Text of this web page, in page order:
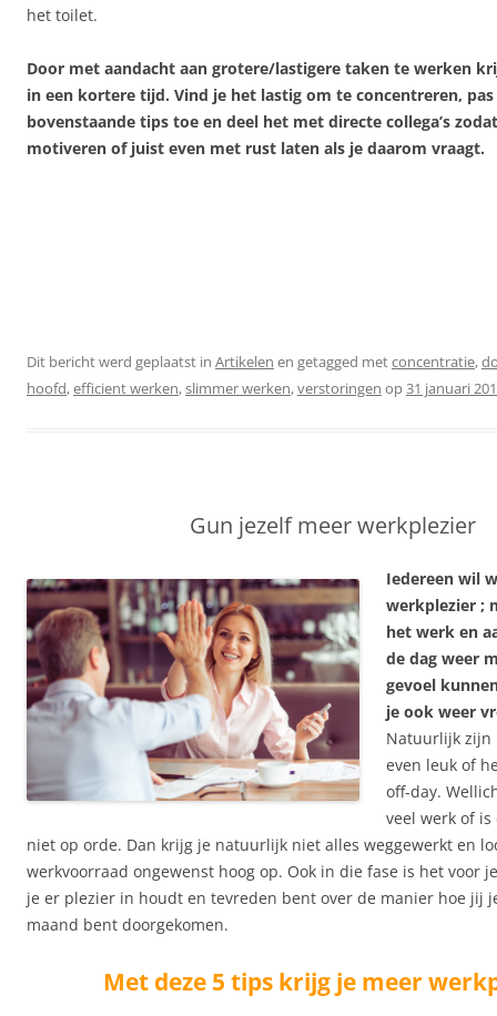
het toilet.
Door met aandacht aan grotere/lastigere taken te werken
in een kortere tijd. Vind je het lastig om te concentreren, pas
bovenstaande tips toe en deel het met directe collega’s
motiveren of juist even met rust laten als je daarom vraagt.
Dit bericht werd geplaatst in Artikelen en getagged metconcentratie,
hoofd,efficient werken,slimmer werken,verstoringen op31 januari
Gun jezelf meer werkplezier
Iedereen wil
werkplezier ;
het werk en
de dag weer
gevoel
je ook weer
Natuurlijk zijn
even leuk of
off-day.
veel werk of
niet op orde. Dan krijg je natuurlijk niet alles weggewerkt en
werkvoorraad ongewenst hoog op. Ook in die fase is het voor
je er plezier in houdt en tevreden bent over de manier hoe jij
maand bent doorgekomen.
Met deze 5 tips krijg je meer